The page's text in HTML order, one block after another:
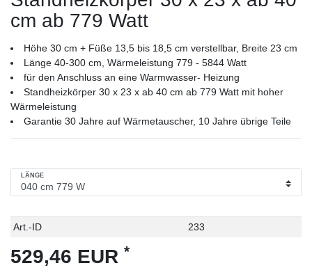
cm ab 779 Watt
Höhe 30 cm + Füße 13,5 bis 18,5 cm verstellbar, Breite 23 cm
Länge 40-300 cm, Wärmeleistung 779 - 5844 Watt
für den Anschluss an eine Warmwasser- Heizung
Standheizkörper 30 x 23 x ab 40 cm ab 779 Watt mit hoher
Wärmeleistung
Garantie 30 Jahre auf Wärmetauscher, 10 Jahre übrige Teile
LÄNGE
Technisches
Wert
Art.-ID 233
529,46 EUR *